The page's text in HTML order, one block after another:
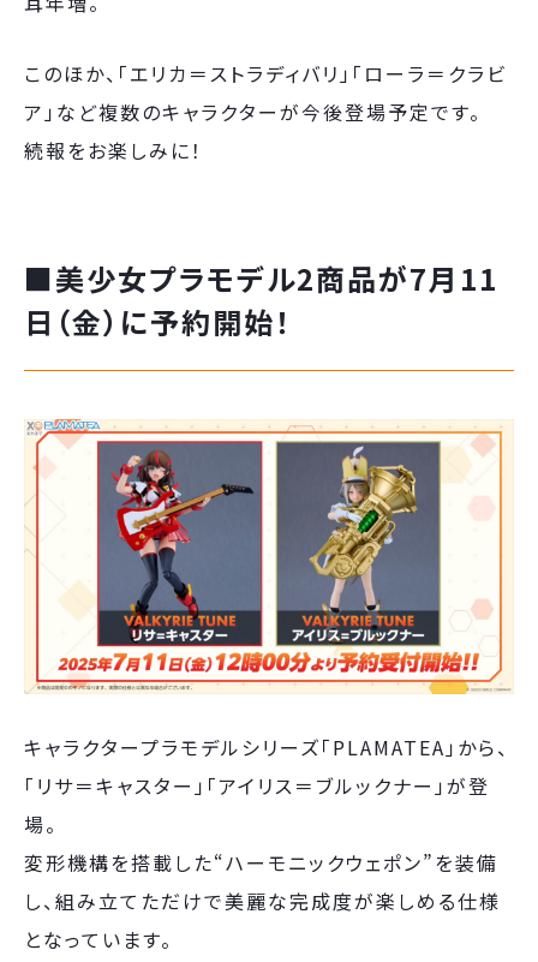
このほか、「エリカ＝ストラディバリ」「ローラ＝クラビ
ア」など複数のキャラクターが今後登場予定です。
続報をお楽しみに！
■美少女プラモデル2商品が7月11
日（金）に予約開始！
キャラクタープラモデルシリーズ「PLAMATEA」から、
「リサ＝キャスター」「アイリス＝ブルックナー」が登
場。
変形機構を搭載した“ハーモニックウェポン”を装備
し、組み立てただけで美麗な完成度が楽しめる仕様
となっています。